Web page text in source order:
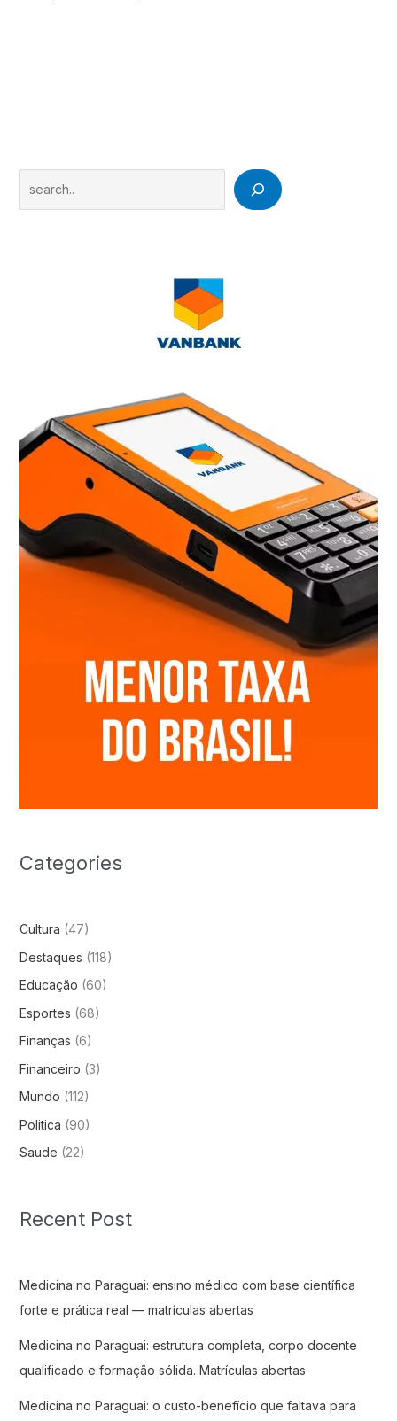
Categories
Cultura (47)
Destaques (118)
Educação (60)
Esportes (68)
Finanças (6)
Financeiro (3)
Mundo (112)
Politica (90)
Saude (22)
Recent Post
Medicina no Paraguai: ensino médico com base científica
forte e prática real — matrículas abertas
Medicina no Paraguai: estrutura completa, corpo docente
qualificado e formação sólida. Matrículas abertas
Medicina no Paraguai: o custo-benefício que faltava para